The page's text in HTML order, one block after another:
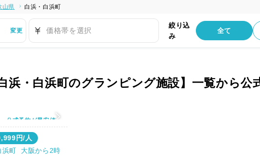
山県 白浜・白浜町
変更 価格帯を選択
絞り込
み
全て
浜・白浜町のグランピング施設】一覧から公
公式予約が最安値
円/人
浜町 大阪から2時